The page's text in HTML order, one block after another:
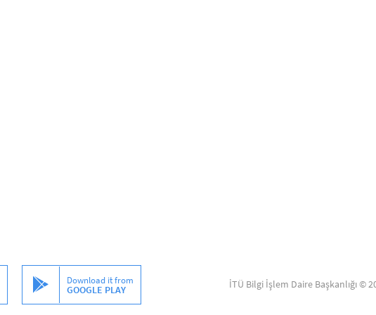
Download it from
GOOGLE PLAY İTÜ Bilgi İşlem Daire Başkanlığı ©